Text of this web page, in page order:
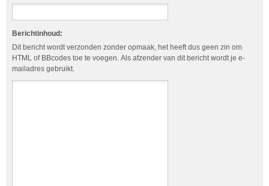
Berichtinhoud:
Dit bericht wordt verzonden zonder opmaak, het heeft dus geen zin om
HTML of BBcodes toe te voegen. Als afzender van dit bericht wordt je e-
mailadres gebruikt.